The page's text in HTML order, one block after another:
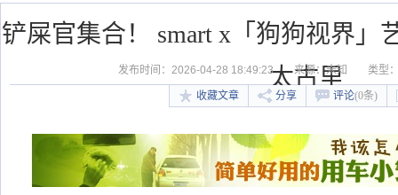
铲屎官集合！ smart x「狗狗视界」
太古里
发布时间：2026-04-28 18:49:23 来源：未知 类型
收藏文章 分享 评论(0条)